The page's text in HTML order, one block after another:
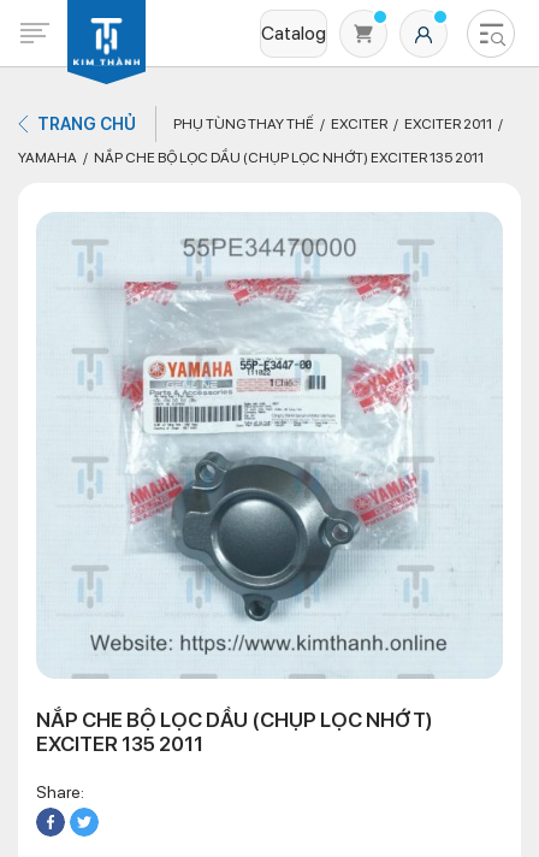
Catalog
Không có sản phẩm nào trong giỏ hàng
TRANG CHỦ PHỤ TÙNG THAY THẾ EXCITER
EXCITER 2011
YAMAHA
NẮP CHE BỘ LỌC DẦU (CHỤP LỌC NHỚT) EXCITER 135 2011
NẮP CHE BỘ LỌC DẦU (CHỤP LỌC NHỚT)
EXCITER 135 2011
Share: